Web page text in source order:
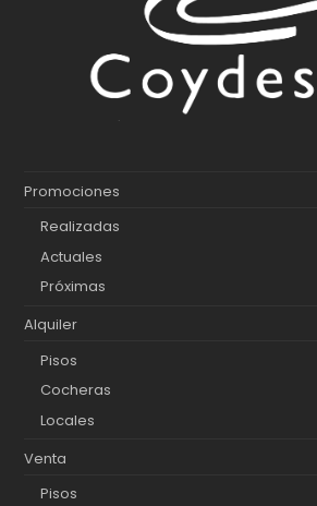
Promociones
Realizadas
Actuales
Próximas
Alquiler
Pisos
Cocheras
Locales
Venta
Pisos